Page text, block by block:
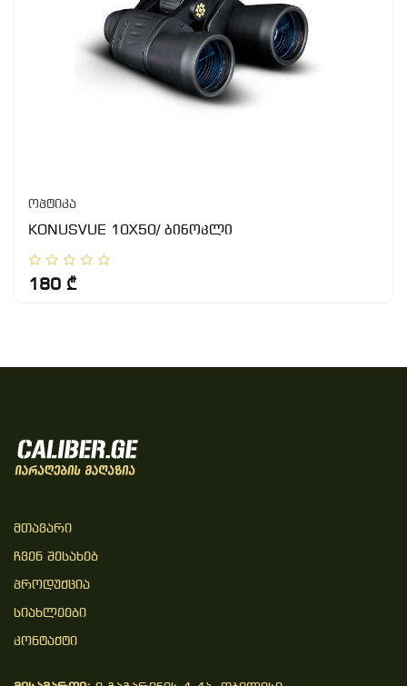
ოპტიკა
KONUSVUE 10X50/ ბინოკლი
180 ₾
Მთავარი
Ჩვენ Შესახებ
Პროდუქცია
Სიახლეები
Კონტაქტი